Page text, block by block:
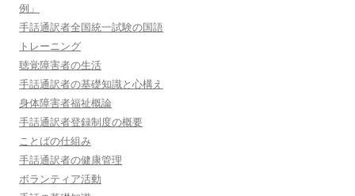
例」
手話通訳者全国統一試験の国語
トレーニング
聴覚障害者の生活
手話通訳者の基礎知識と心構え
身体障害者福祉概論
手話通訳者登録制度の概要
ことばの仕組み
手話通訳者の健康管理
ボランティア活動